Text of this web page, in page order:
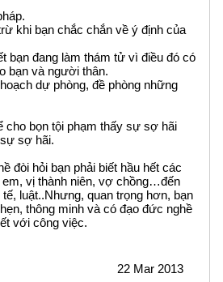
khi bạn chắc chắn về ý định của
bạn đang làm thám tử vì điều đó có
bạn và người thân.
dự phòng, đề phòng những
cho bọn tội phạm thấy sự sợ hãi
sợ hãi.
đòi hỏi bạn phải biết hầu hết các
vị thành niên, vợ chồng…đến
luật..Nhưng, quan trọng hơn, bạn
thông minh và có đạo đức nghề
với công việc.
22 Mar 2013